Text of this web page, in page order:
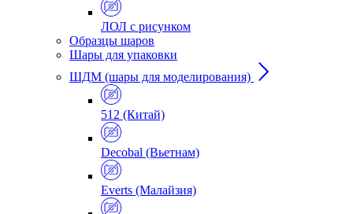
ЛОЛ с рисунком
Образцы шаров
Шары для упаковки
ШДМ (шары для моделирования)
512 (Китай)
Decobal (Вьетнам)
Everts (Малайзия)